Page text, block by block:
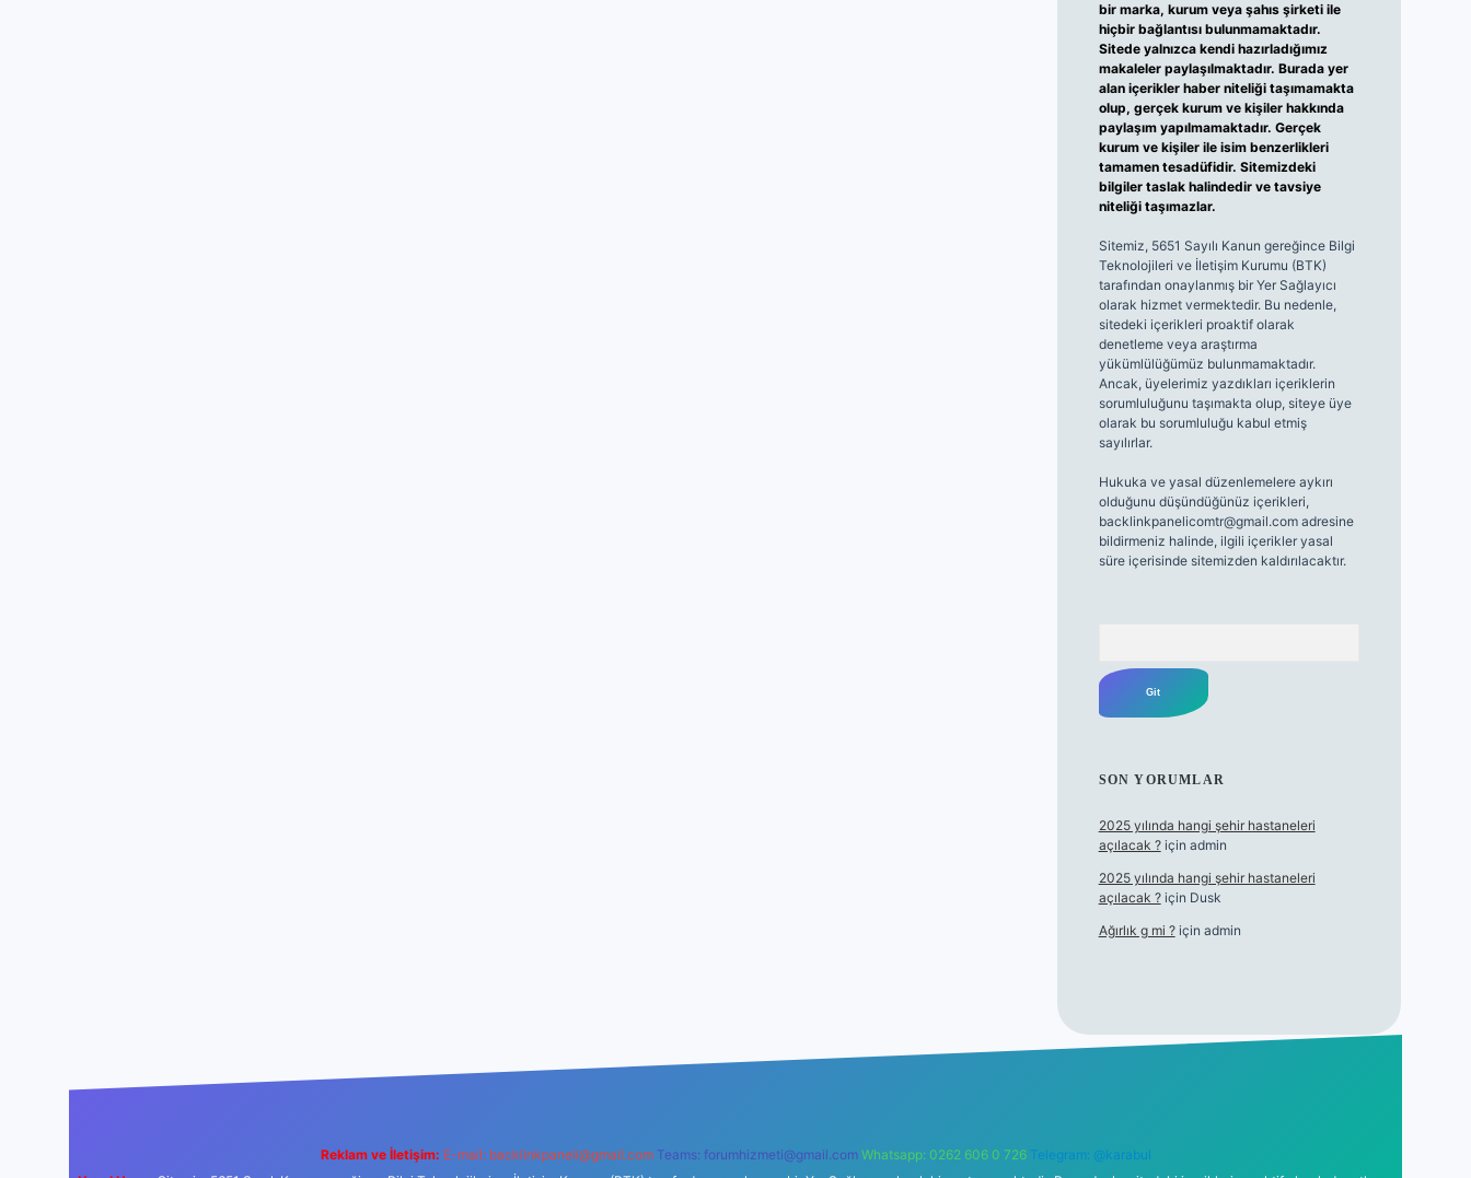
bir marka, kurum veya şahıs şirketi ile
hiçbir bağlantısı bulunmamaktadır.
Sitede yalnızca kendi hazırladığımız
makaleler paylaşılmaktadır. Burada yer
alan içerikler haber niteliği taşımamakta
olup, gerçek kurum ve kişiler hakkında
paylaşım yapılmamaktadır. Gerçek
kurum ve kişiler ile isim benzerlikleri
tamamen tesadüfidir. Sitemizdeki
bilgiler taslak halindedir ve tavsiye
niteliği taşımazlar.
Sitemiz, 5651 Sayılı Kanun gereğince Bilgi
Teknolojileri ve İletişim Kurumu (BTK)
tarafından onaylanmış bir Yer Sağlayıcı
olarak hizmet vermektedir. Bu nedenle,
sitedeki içerikleri proaktif olarak
denetleme veya araştırma
yükümlülüğümüz bulunmamaktadır.
Ancak, üyelerimiz yazdıkları içeriklerin
sorumluluğunu taşımakta olup, siteye üye
olarak bu sorumluluğu kabul etmiş
sayılırlar.
Hukuka ve yasal düzenlemelere aykırı
olduğunu düşündüğünüz içerikleri,
backlinkpanelicomtr@gmail.comadresine
bildirmeniz halinde, ilgili içerikler yasal
süre içerisinde sitemizden kaldırılacaktır.
SON YORUMLAR
2025 yılında hangi şehir hastaneleri
açılacak ?için admin
2025 yılında hangi şehir hastaneleri
açılacak ?için Dusk
Ağırlık g mi ?için admin
Reklam ve İletişim: E-mail: backlinkpaneli@gmail.com Teams: forumhizmeti@gmail.com Whatsapp: 0262 606 0 726 Telegram: @karabul